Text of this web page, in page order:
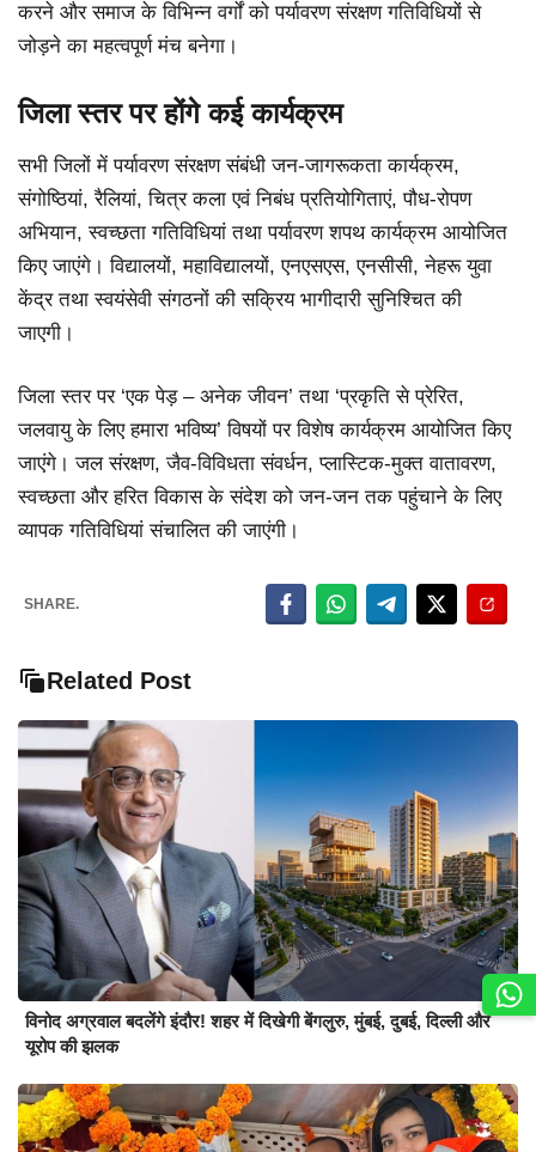
करने और समाज के विभिन्न वर्गों को पर्यावरण संरक्षण गतिविधियों से
जोड़ने का महत्वपूर्ण मंच बनेगा।
जिला स्तर पर होंगे कई कार्यक्रम
सभी जिलों में पर्यावरण संरक्षण संबंधी जन-जागरूकता कार्यक्रम,
संगोष्ठियां, रैलियां, चित्र कला एवं निबंध प्रतियोगिताएं, पौध-रोपण
अभियान, स्वच्छता गतिविधियां तथा पर्यावरण शपथ कार्यक्रम आयोजित
किए जाएंगे। विद्यालयों, महाविद्यालयों, एनएसएस, एनसीसी, नेहरू युवा
केंद्र तथा स्वयंसेवी संगठनों की सक्रिय भागीदारी सुनिश्चित की
जाएगी।
जिला स्तर पर ‘एक पेड़ – अनेक जीवन’ तथा ‘प्रकृति से प्रेरित,
जलवायु के लिए हमारा भविष्य’ विषयों पर विशेष कार्यक्रम आयोजित किए
जाएंगे। जल संरक्षण, जैव-विविधता संवर्धन, प्लास्टिक-मुक्त वातावरण,
स्वच्छता और हरित विकास के संदेश को जन-जन तक पहुंचाने के लिए
व्यापक गतिविधियां संचालित की जाएंगी।
SHARE.
Related Post
विनोद अग्रवाल बदलेंगे इंदौर! शहर में दिखेगी बेंगलुरु, मुंबई, दुबई, दिल्ली और
यूरोप की झलक